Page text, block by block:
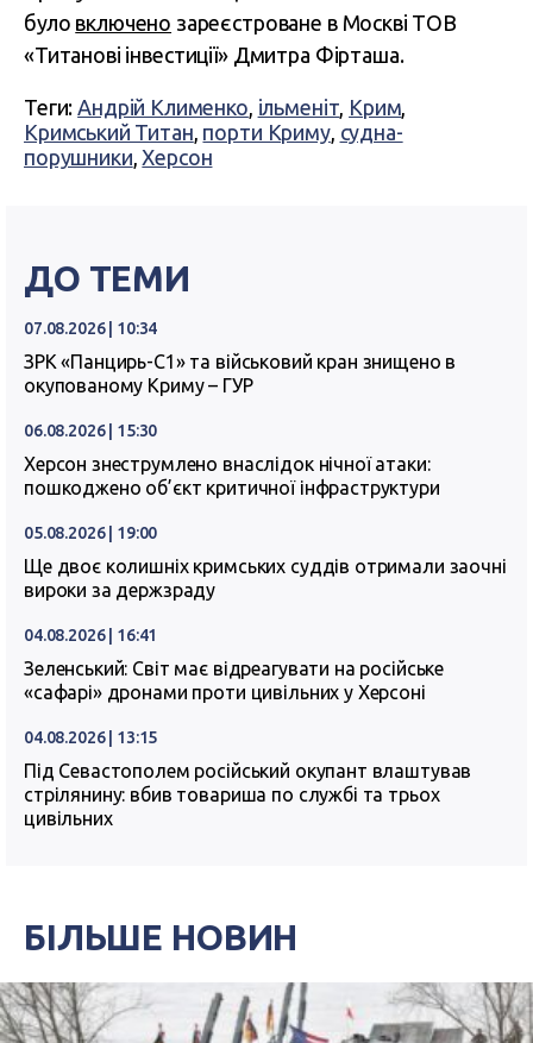
було включено зареєстроване в Москві ТОВ
«Титанові інвестиції» Дмитра Фірташа.
Теги:Андрій Клименко, ільменіт, Крим,
Кримський Титан, порти Криму, судна-
порушники,Херсон
ДО ТЕМИ
07.08.2026 | 10:34
ЗРК «Панцирь-С1» та військовий кран знищено в
окупованому Криму – ГУР
06.08.2026 | 15:30
Херсон знеструмлено внаслідок нічної атаки:
пошкоджено об’єкт критичної інфраструктури
05.08.2026 | 19:00
Ще двоє колишніх кримських суддів отримали заочні
вироки за держзраду
04.08.2026 | 16:41
Зеленський: Світ має відреагувати на російське
«сафарі» дронами проти цивільних у Херсоні
04.08.2026 | 13:15
Під Севастополем російський окупант влаштував
стрілянину: вбив товариша по службі та трьох
цивільних
БІЛЬШЕ НОВИН